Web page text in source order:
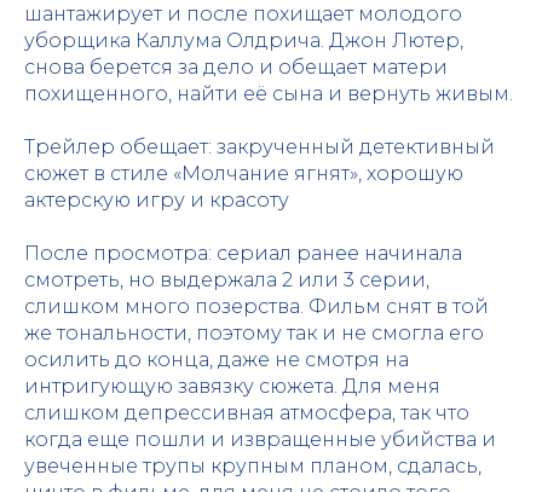
шантажирует и после похищает молодого
уборщика Каллума Олдрича. Джон Лютер,
снова берется за дело и обещает матери
похищенного, найти её сына и вернуть живым.
Трейлер обещает: закрученный детективный
сюжет в стиле «Молчание ягнят», хорошую
актерскую игру и красоту
После просмотра: сериал ранее начинала
смотреть, но выдержала 2 или 3 серии,
слишком много позерства. Фильм снят в той
же тональности, поэтому так и не смогла его
осилить до конца, даже не смотря на
интригующую завязку сюжета. Для меня
слишком депрессивная атмосфера, так что
когда еще пошли и извращенные убийства и
увеченные трупы крупным планом, сдалась,